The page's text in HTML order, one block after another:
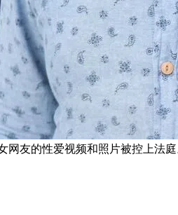
友的性爱视频和照片被控上法庭